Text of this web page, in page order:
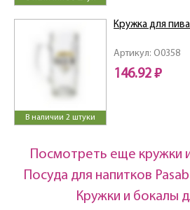
В наличии 2 штуки
Артикул: O0358
Кружка для
146.92 ₽
Посмотреть еще кружки
Посуда для напитков
Кружки и бокалы